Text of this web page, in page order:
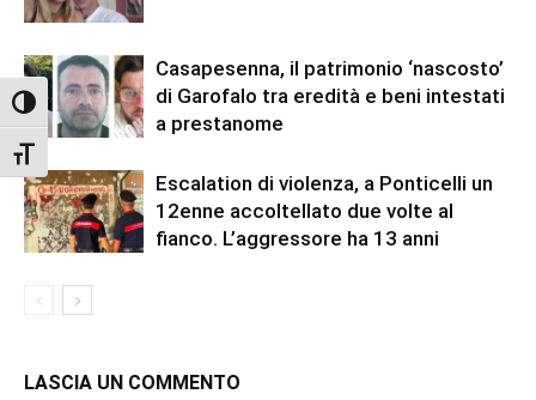
Attiva/disattiva alto contrasto
Attiva/disattiva dimensione testo
Casapesenna, il patrimonio ‘nascosto’
di Garofalo tra eredità e beni intestati
a prestanome
Escalation di violenza, a Ponticelli un
12enne accoltellato due volte al
fianco. L’aggressore ha 13 anni
LASCIA UN COMMENTO